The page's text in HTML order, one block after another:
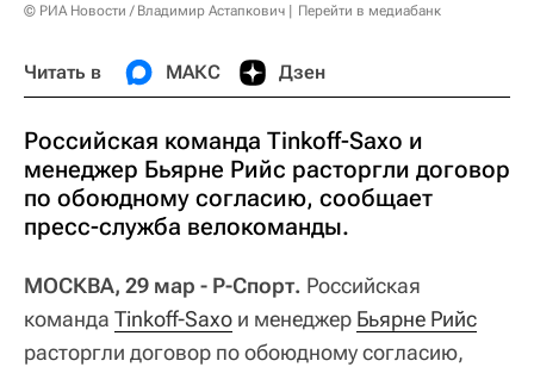
© РИА Новости / Владимир Астапкович Перейти в медиабанк
Читать в МАКС Дзен
Российская команда Tinkoff-Saxo и
менеджер Бьярне Рийс расторгли договор
по обоюдному согласию, сообщает
пресс-служба велокоманды.
МОСКВА, 29 мар - Р-Спорт. Российская
команда Tinkoff-Saxo и менеджер Бьярне Рийс
расторгли договор по обоюдному согласию,